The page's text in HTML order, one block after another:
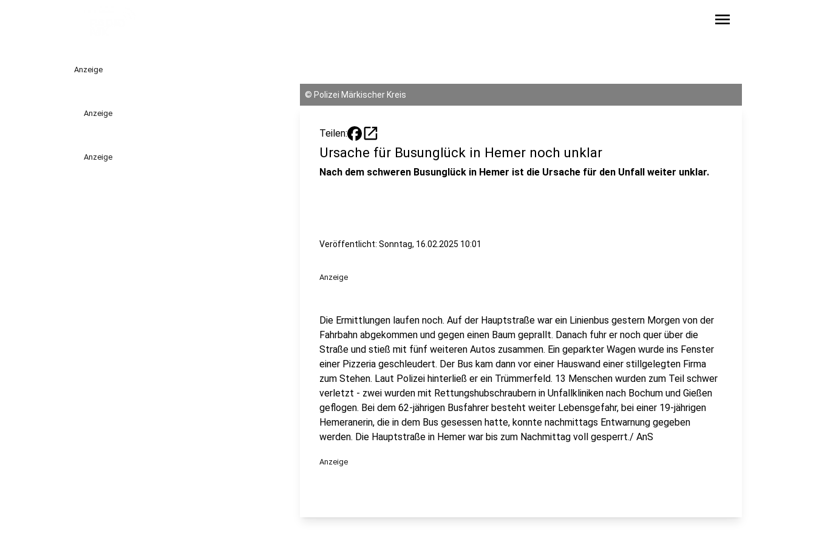
menu
Anzeige
Anzeige
Anzeige
© Polizei Märkischer Kreis
Teilen: open_in_new
Ursache für Busunglück in Hemer noch unklar
Nach dem schweren Busunglück in Hemer ist die Ursache für den Unfall weiter unklar.
Veröffentlicht: Sonntag, 16.02.2025 10:01
Anzeige
Die Ermittlungen laufen noch. Auf der Hauptstraße war ein Linienbus gestern Morgen von der
Fahrbahn abgekommen und gegen einen Baum geprallt. Danach fuhr er noch quer über die
Straße und stieß mit fünf weiteren Autos zusammen. Ein geparkter Wagen wurde ins Fenster
einer Pizzeria geschleudert. Der Bus kam dann vor einer Hauswand einer stillgelegten Firma
zum Stehen. Laut Polizei hinterließ er ein Trümmerfeld. 13 Menschen wurden zum Teil schwer
verletzt - zwei wurden mit Rettungshubschraubern in Unfallkliniken nach Bochum und Gießen
geflogen. Bei dem 62-jährigen Busfahrer besteht weiter Lebensgefahr, bei einer 19-jährigen
Hemeranerin, die in dem Bus gesessen hatte, konnte nachmittags Entwarnung gegeben
werden. Die Hauptstraße in Hemer war bis zum Nachmittag voll gesperrt./ AnS
Anzeige